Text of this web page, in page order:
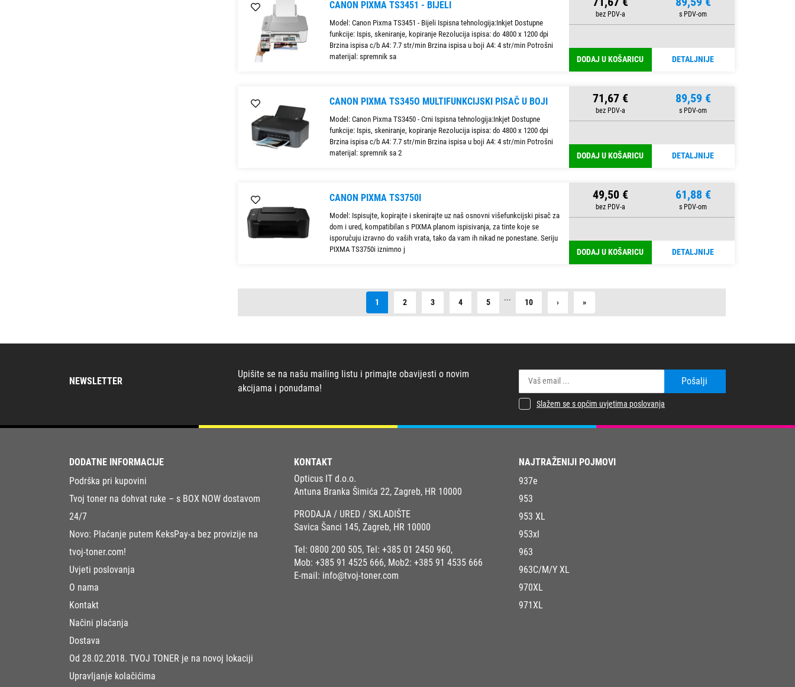
CANON PIXMA TS3451 - BIJELI
Model: Canon Pixma TS3451 - Bijeli Ispisna tehnologija:Inkjet Dostupne
funkcije: Ispis, skeniranje, kopiranje Rezolucija ispisa: do 4800 x 1200 dpi
Brzina ispisa c/b A4: 7.7 str/min Brzina ispisa u boji A4: 4 str/min Potrošni
materijal: spremnik sa
DODAJ U KOŠARICU DETALJNIJE
CANON PIXMA TS345O MULTIFUNKCIJSKI PISAČ U BOJI
Model: Canon Pixma TS3450 - Crni Ispisna tehnologija:Inkjet Dostupne
funkcije: Ispis, skeniranje, kopiranje Rezolucija ispisa: do 4800 x 1200 dpi
Brzina ispisa c/b A4: 7.7 str/min Brzina ispisa u boji A4: 4 str/min Potrošni
materijal: spremnik sa 2
71,67 € 89,59 €
DODAJ U KOŠARICU DETALJNIJE
CANON PIXMA TS3750I
Model: Ispisujte, kopirajte i skenirajte uz naš osnovni višefunkcijski pisač za
dom i ured, kompatibilan s PIXMA planom ispisivanja, za tinte koje se
isporučuju izravno do vaših vrata, tako da vam ih nikad ne ponestane. Seriju
PIXMA TS3750i iznimno j
49,50 € 61,88 €
DODAJ U KOŠARICU DETALJNIJE
1 2 3 4 5 ... 10 ›Next »Last
NEWSLETTER
Upišite se na našu mailing listu i primajte obavijesti o novim
akcijama i ponudama!
Pošalji
Slažem se s općim uvjetima poslovanja
DODATNE INFORMACIJE
Podrška pri kupovini
Tvoj toner na dohvat ruke – s BOX NOW dostavom
24/7
Novo: Plaćanje putem KeksPay-a bez provizije na
tvoj-toner.com!
Uvjeti poslovanja
O nama
Kontakt
Načini plaćanja
Dostava
Od 28.02.2018. TVOJ TONER je na novoj lokaciji
Upravljanje kolačićima
KONTAKT
Opticus IT d.o.o.
Antuna Branka Šimića 22, Zagreb, HR 10000
PRODAJA / URED / SKLADIŠTE
Savica Šanci 145, Zagreb, HR 10000
Tel: 0800 200 505, Tel: +385 01 2450 960,
Mob: +385 91 4525 666, Mob2: +385 91 4535 666
E-mail: info@tvoj-toner.com
NAJTRAŽENIJI POJMOVI
937e
953
953 XL
953xl
963
963C/M/Y XL
970XL
971XL